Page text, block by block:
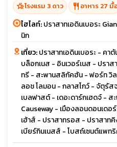
hotel_classโรงแรม 3 ดาว restaurant อาหาร 27 มื้
ไฮไลท์:ปราสาทเอดินเบอระ
นิก
เที่ยว:ปราสาทเอดินเบอระ - คา
บล็อกเนส - อินเวอร์เนส - ปราส
ทรี - สะพานสลิกัคฮัน - ฟอร์ท วิล
ลอช โลมอน - กลาสโกว์ - จัตุรั
เบลฟาสต์ - เดอะดาร์กเฮดจ์ - ส
Causeway - เมืองลอนดอนเดอ
เฮ้าส์ - ปราสาทรอส - ปราสาท
เบียร์กินเนสส์ - โบสถ์เซนต์แพท